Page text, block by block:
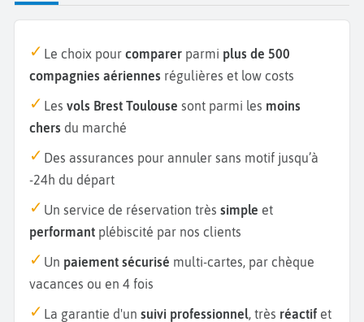
Le choix pour comparer parmi plus de 500
compagnies aériennes régulières et low costs
Les vols Brest Toulouse sont parmi les moins
chers du marché
Des assurances pour annuler sans motif jusqu’à
-24h du départ
Un service de réservation très simple et
performant plébiscité par nos clients
Un paiement sécurisé multi-cartes, par chèque
vacances ou en 4 fois
La garantie d'un suivi professionnel, très réactif et